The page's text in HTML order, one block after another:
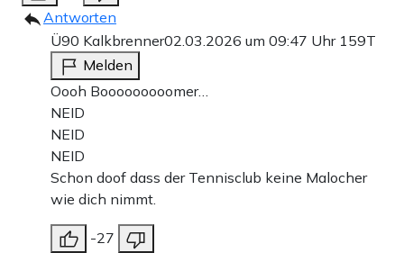
Antworten
Ü90 Kalkbrenner02.03.2026 um 09:47 Uhr 159T
Melden
Oooh Booooooooomer…
NEID
NEID
NEID
Schon doof dass der Tennisclub keine Malocher
wie dich nimmt.
-27